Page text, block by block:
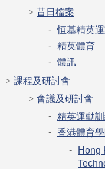
昔日檔案
恒基精英
精英體育
體訊
課程及研討會
會議及研討會
精英運動
香港體育
Hong